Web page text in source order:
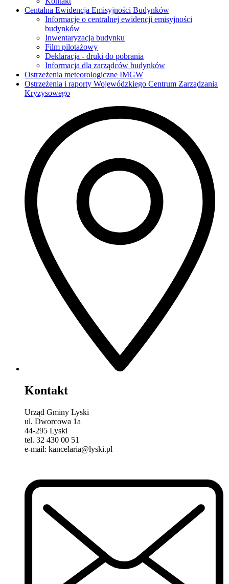
Centalna Ewidencja Emisyjności Budynków
Informacje o centralnej ewidencji emisyjności
budynków
Inwentaryzacja budynku
Film pilotażowy
Deklaracja - druki do pobrania
Informacja dla zarządców budynków
Ostrzeżenia meteorologiczne IMGW
Ostrzeżenia i raporty Wojewódzkiego Centrum Zarządzania
Kryzysowego
Kontakt
Urząd Gminy Lyski
ul. Dworcowa 1a
44-295 Lyski
tel. 32 430 00 51
e-mail: kancelaria@lyski.pl